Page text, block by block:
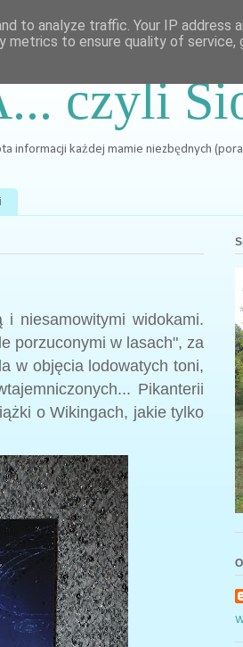
czyli
informacji każdej mamie niezbędnych
i niesamowitymi widokami.
porzuconymi w lasach", za
w objęcia lodowatych toni,
Pikanterii
o Wikingach, jakie tylko
to analyze traffic. Your IP address
metrics to ensure quality of service,